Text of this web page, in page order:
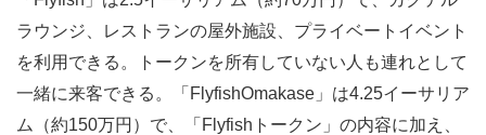
ラウンジ、レストランの屋外施設、プライベートイベント
を利用できる。トークンを所有していない人も連れとして
一緒に来客できる。「FlyfishOmakase」は4.25イーサリア
ム（約150万円）で、「Flyfishトークン」の内容に加え、